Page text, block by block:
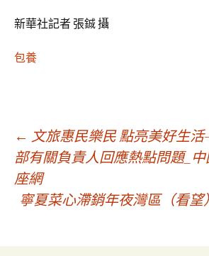
新華社記者 張鋮 攝
包養
文
章
導
← 文旅惠民樂民 點亮美好生
部有關負責人回應熱點問題_
座網
寧夏菜心滯銷年夜灣區（看望